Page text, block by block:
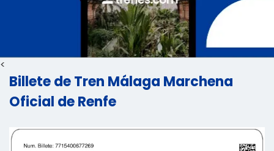
<
Billete de Tren Málaga Marchena
Oficial de Renfe